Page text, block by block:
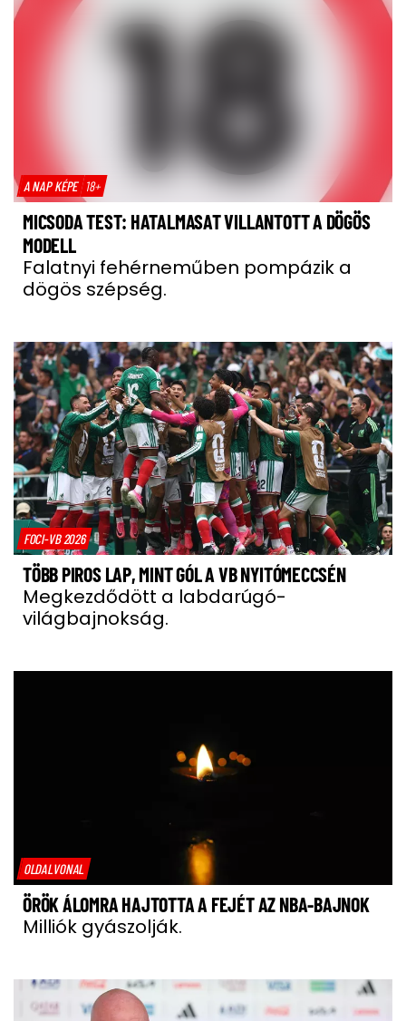
A NAP KÉPE 18+
MICSODA TEST: HATALMASAT VILLANTOTT A DÖGÖS
MODELL
Falatnyi fehérneműben pompázik a
dögös szépség.
FOCI-VB 2026
TÖBB PIROS LAP, MINT GÓL A VB NYITÓMECCSÉN
Megkezdődött a labdarúgó-
világbajnokság.
OLDALVONAL
ÖRÖK ÁLOMRA HAJTOTTA A FEJÉT AZ NBA-BAJNOK
Milliók gyászolják.